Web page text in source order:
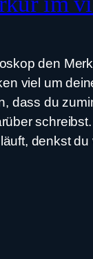
den
viel um
dass du
denkst du